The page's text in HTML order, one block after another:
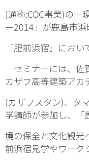
(通称:COC事業)の一
ー2014」が鹿島市浜
「肥前浜宿」におい
セミナーには、佐
カザフ高等建築アカ
(カザフスタン)、タ
学講師が参加し、「
境の保全と文化観光
前浜宿見学やワーク